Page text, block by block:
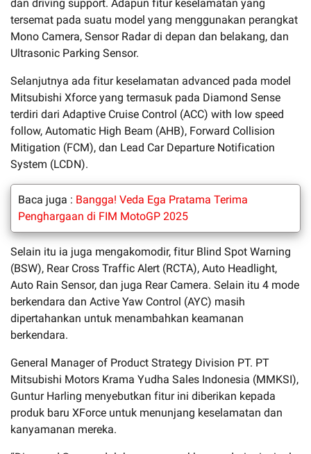
dan driving support. Adapun fitur keselamatan yang
tersemat pada suatu model yang menggunakan perangkat
Mono Camera, Sensor Radar di depan dan belakang, dan
Ultrasonic Parking Sensor.
Selanjutnya ada fitur keselamatan advanced pada model
Mitsubishi Xforce yang termasuk pada Diamond Sense
terdiri dari Adaptive Cruise Control (ACC) with low speed
follow, Automatic High Beam (AHB), Forward Collision
Mitigation (FCM), dan Lead Car Departure Notification
System (LCDN).
Baca juga : Bangga! Veda Ega Pratama Terima
Penghargaan di FIM MotoGP 2025
Selain itu ia juga mengakomodir, fitur Blind Spot Warning
(BSW), Rear Cross Traffic Alert (RCTA), Auto Headlight,
Auto Rain Sensor, dan juga Rear Camera. Selain itu 4 mode
berkendara dan Active Yaw Control (AYC) masih
dipertahankan untuk menambahkan keamanan
berkendara.
General Manager of Product Strategy Division PT. PT
Mitsubishi Motors Krama Yudha Sales Indonesia (MMKSI),
Guntur Harling menyebutkan fitur ini diberikan kepada
produk baru XForce untuk menunjang keselamatan dan
kanyamanan mereka.